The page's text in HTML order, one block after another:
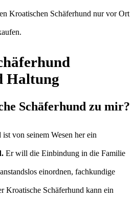
Kroatischen Schäferhund nur vor Ort
Haltung
Schäferhund zu mir?
von seinem Wesen her ein
Er will die Einbindung in die Familie
einordnen, fachkundige
Kroatische Schäferhund kann ein